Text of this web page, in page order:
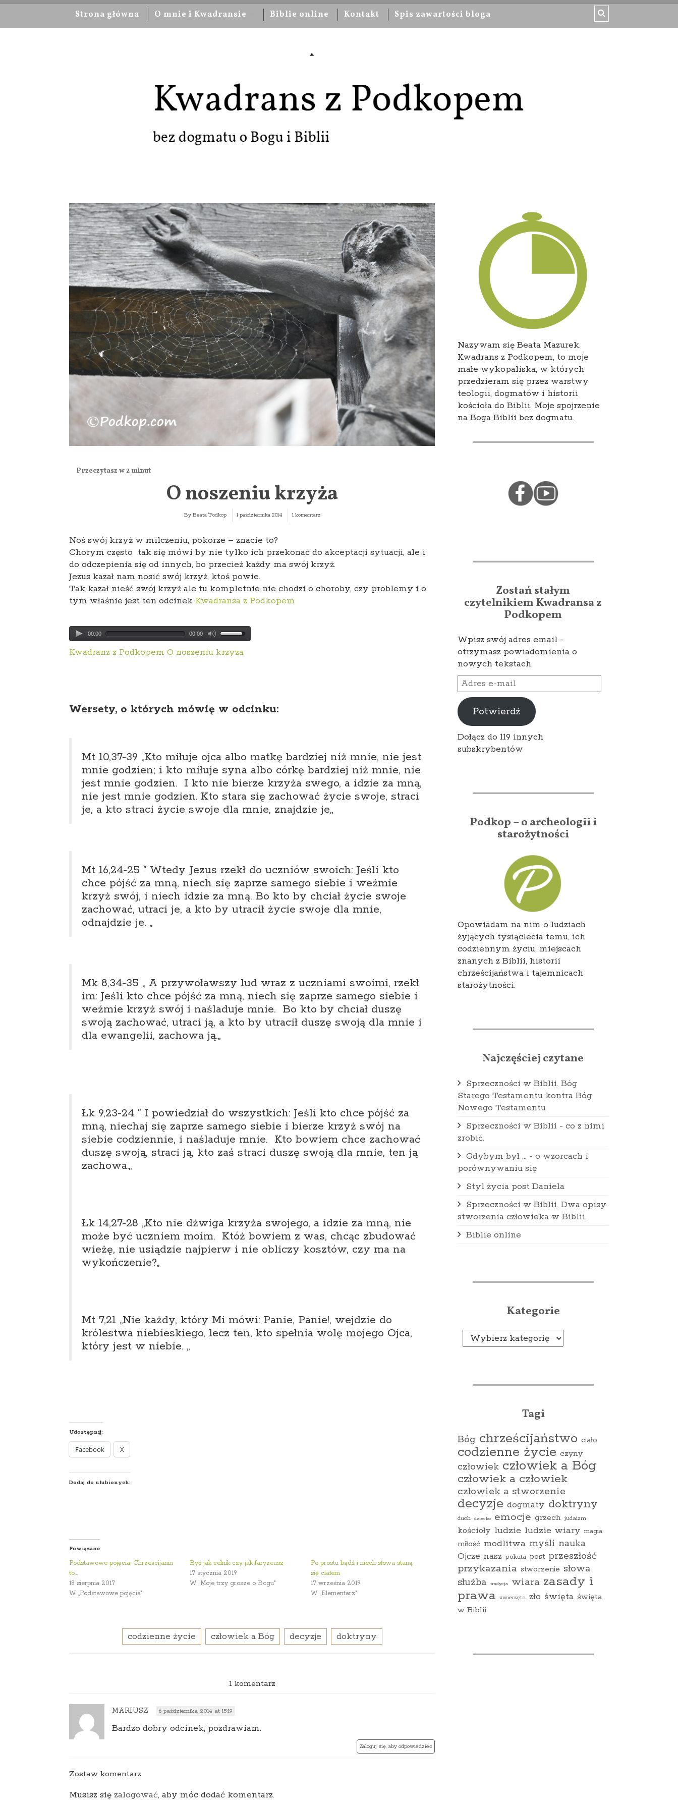
Strona główna O mnie i Kwadransie Biblie online Kontakt Spis zawartości bloga
O noszeniu krzyża
ByBeata "Podkop 1 października 2014 1 komentarz
Noś swój krzyż w milczeniu, pokorze – znacie to?
Chorym często tak się mówi by nie tylko ich przekonać do akceptacji sytuacji, ale i
do odczepienia się od innych, bo przecież każdy ma swój krzyż.
Jezus kazał nam nosić swój krzyż, ktoś powie.
Tak kazał nieść swój krzyż ale tu kompletnie nie chodzi o choroby, czy problemy i o
tym właśnie jest ten odcinek Kwadransa z Podkopem
00:00 00:00
Kwadranz z Podkopem O noszeniu krzyza
Wersety, o których mówię w odcinku:
Mt 10,37-39 „Kto miłuje ojca albo matkę bardziej niż mnie, nie jest
mnie godzien; i kto miłuje syna albo córkę bardziej niż mnie, nie
jest mnie godzien. I kto nie bierze krzyża swego, a idzie za mną,
nie jest mnie godzien. Kto stara się zachować życie swoje, straci
je, a kto straci życie swoje dla mnie, znajdzie je„
Mt 16,24-25 ” Wtedy Jezus rzekł do uczniów swoich: Jeśli kto
chce pójść za mną, niech się zaprze samego siebie i weźmie
krzyż swój, i niech idzie za mną. Bo kto by chciał życie swoje
zachować, utraci je, a kto by utracił życie swoje dla mnie,
odnajdzie je. „
Mk 8,34-35 „ A przywoławszy lud wraz z uczniami swoimi, rzekł
im: Jeśli kto chce pójść za mną, niech się zaprze samego siebie i
weźmie krzyż swój i naśladuje mnie. Bo kto by chciał duszę
swoją zachować, utraci ją, a kto by utracił duszę swoją dla mnie i
dla ewangelii, zachowa ją.„
Łk 9,23-24 ” I powiedział do wszystkich: Jeśli kto chce pójść za
mną, niechaj się zaprze samego siebie i bierze krzyż swój na
siebie codziennie, i naśladuje mnie. Kto bowiem chce zachować
duszę swoją, straci ją, kto zaś straci duszę swoją dla mnie, ten ją
zachowa.„
Łk 14,27-28 „Kto nie dźwiga krzyża swojego, a idzie za mną, nie
może być uczniem moim. Któż bowiem z was, chcąc zbudować
wieżę, nie usiądzie najpierw i nie obliczy kosztów, czy ma na
wykończenie?„
Mt 7,21 „Nie każdy, który Mi mówi: Panie, Panie!, wejdzie do
królestwa niebieskiego, lecz ten, kto spełnia wolę mojego Ojca,
który jest w niebie. „
Udostępnij:
Facebook X
Dodaj do ulubionych:
Powiązane
Podstawowe pojęcia. Chrześcijanin
to…
18 sierpnia 2017
W „Podstawowe pojęcia"
Być jak celnik czy jak faryzeusz
17 stycznia 2019
W „Moje trzy grosze o Bogu"
Po prostu bądź i niech słowa staną
się ciałem
17 września 2019
W „Elementarz"
codzienne życie człowiek a Bóg decyzje doktryny
1 komentarz
MARIUSZ 6 października 2014 at 15:19
Bardzo dobry odcinek, pozdrawiam.
Zaloguj się, aby odpowiedzieć
Zostaw komentarz
Musisz się zalogować, aby móc dodać komentarz.
Nazywam się Beata Mazurek.
Kwadrans z Podkopem, to moje
małe wykopaliska, w których
przedzieram się przez warstwy
teologii, dogmatów i historii
kościoła do Biblii. Moje spojrzenie
na Boga Biblii bez dogmatu.
Zostań stałym
czytelnikiem Kwadransa z
Podkopem
Wpisz swój adres email -
otrzymasz powiadomienia o
nowych tekstach.
Adres
e-
mail
Potwierdź
Dołącz do 119 innych
subskrybentów
Podkop – o archeologii i
starożytności
Opowiadam na nim o ludziach
żyjących tysiąclecia temu, ich
codziennym życiu, miejscach
znanych z Biblii, historii
chrześcijaństwa i tajemnicach
starożytności.
Najczęściej czytane
Sprzeczności w Biblii. Bóg
Starego Testamentu kontra Bóg
Nowego Testamentu
Sprzeczności w Biblii - co z nimi
zrobić.
Gdybym był … - o wzorcach i
porównywaniu się
Styl życia post Daniela
Sprzeczności w Biblii. Dwa opisy
stworzenia człowieka w Biblii.
Biblie online
Kategorie
Kategorie
Tagi
Bóg chrześcijaństwo ciało
codzienne życie czyny
człowiek człowiek a Bóg
człowiek a człowiek
człowiek a stworzenie
decyzje dogmaty doktryny
duch dziecko emocje grzech judaizm
kościoły ludzie ludzie wiary magia
miłość modlitwa myśli nauka
Ojcze nasz pokuta post przeszłość
przykazania stworzenie słowa
służba
tradycja wiara zasady i
prawa zwierzęta zło święta święta
w Biblii